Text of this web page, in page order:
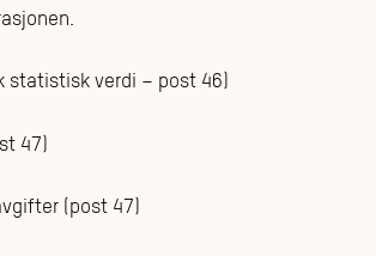
statistisk verdi – post 46)
47)
(post 47)